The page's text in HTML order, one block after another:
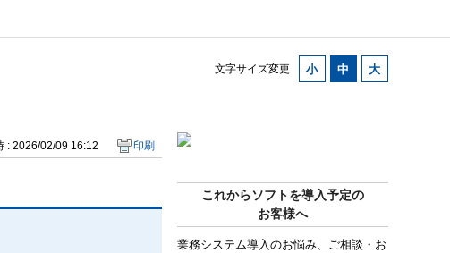
文字サイズ変更
これからソフトを導入予定の
お客様へ
業務システム導入のお悩み、ご相談・お
: 2026/02/09 16:12 印刷